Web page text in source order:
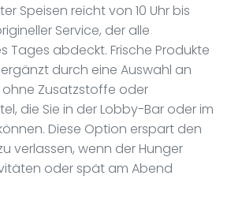
Speisen reicht von 10 Uhr bis
Service, der alle
Tages abdeckt. Frische Produkte
durch eine Auswahl an
Zusatzstoffe oder
die Sie in der Lobby-Bar oder im
Diese Option erspart den
verlassen, wenn der Hunger
oder spät am Abend